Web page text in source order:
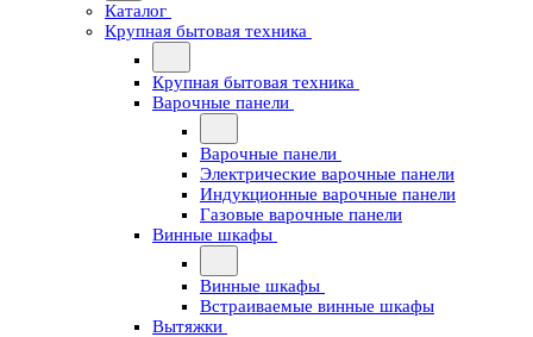
Каталог
Крупная бытовая техника
Крупная бытовая техника
Варочные панели
Варочные панели
Электрические варочные панели
Индукционные варочные панели
Газовые варочные панели
Винные шкафы
Винные шкафы
Встраиваемые винные шкафы
Вытяжки